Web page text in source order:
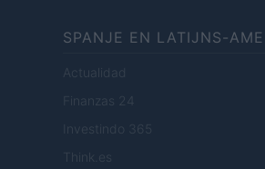
SPANJE EN LATIJNS-
Actualidad
Finanzas 24
Investindo 365
Think.es